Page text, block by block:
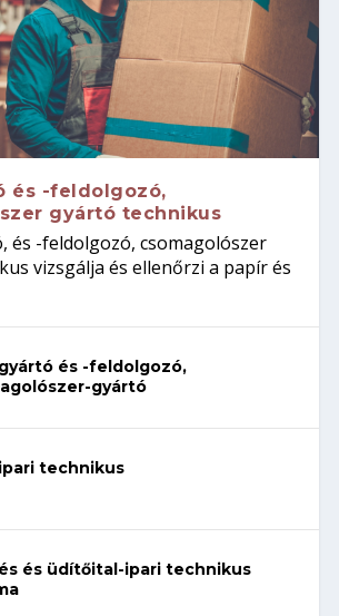
és -feldolgozó,
gyártó technikus
és -feldolgozó, csomagolószer
vizsgálja és ellenőrzi a papír és
és -feldolgozó,
gyártó
technikus
és üdítőital-ipari technikus